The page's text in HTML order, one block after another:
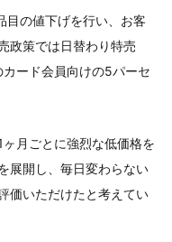
の値下げを行い、お客
政策では日替わり特売
ード会員向けの5パーセ
月ごとに強烈な低価格を
展開し、毎日変わらない
価いただけたと考えてい